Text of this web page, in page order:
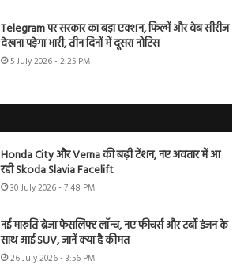
Telegram पर सरकार का बड़ा एक्शन, फिल्में और वेब सीरीज
देखना पड़ेगा भारी, तीन दिनों में दूसरा नोटिस
5 July 2026 - 2:25 PM
Honda City और Verna की बढ़ी टेंशन, नए अवतार में आ
रही Skoda Slavia Facelift
30 July 2026 - 7:48 PM
नई मारुति ब्रेजा फेसलिफ्ट लॉन्च, नए फीचर्स और टर्बो इंजन के
साथ आई SUV, जानें क्या है कीमत
26 July 2026 - 3:56 PM